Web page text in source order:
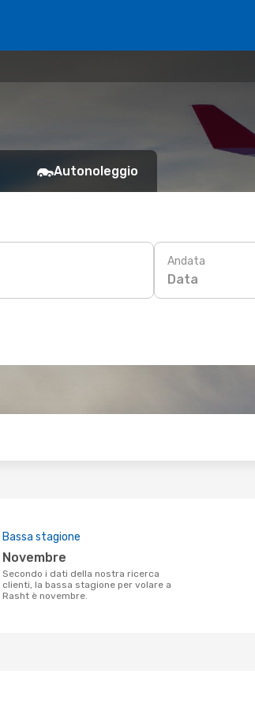
Autonoleggio
Andata
Data
Bassa stagione
novembre
Secondo i dati della nostra ricerca
clienti, la bassa stagione per volare a
Rasht è novembre.